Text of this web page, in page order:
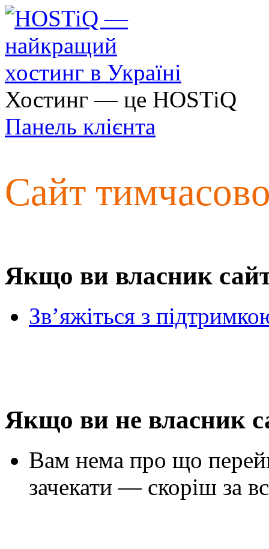
Хостинг — це HOSTiQ
Панель клієнта
Сайт
Якщо ви власник
Зв’яжіться з
Якщо ви не власник
Вам нема про що
зачекати — скоріш за